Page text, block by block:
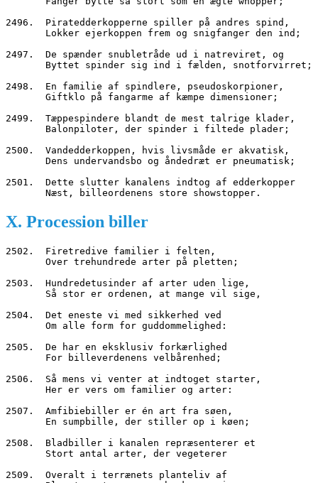
2496.  Piratedderkopperne spiller på andres spind,
       Lokker ejerkoppen frem og snigfanger den ind;
2497.  De spænder snubletråde ud i natreviret, og
       Byttet spinder sig ind i fælden, snotforvirret;
2498.  En familie af spindlere, pseudoskorpioner,
       Giftklo på fangarme af kæmpe dimensioner;
2499.  Tæppespindere blandt de mest talrige klader,
       Balonpiloter, der spinder i filtede plader;
2500.  Vandedderkoppen, hvis livsmåde er akvatisk,
       Dens undervandsbo og åndedræt er pneumatisk;
2501.  Dette slutter kanalens indtog af edderkopper
       Næst, billeordenens store showstopper.
X. Procession biller
2502.  Firetredive familier i felten,
       Over trehundrede arter på pletten;
2503.  Hundredetusinder af arter uden lige,
       Så stor er ordenen, at mange vil sige,
2504.  Det eneste vi med sikkerhed ved
       Om alle form for guddommelighed:
2505.  De har en eksklusiv forkærlighed
       For billeverdenens velbårenhed;
2506.  Så mens vi venter at indtoget starter,
       Her er vers om familier og arter:
2507.  Amfibiebiller er én art fra søen,
       En sumpbille, der stiller op i køen;
2508.  Bladbiller i kanalen repræsenterer et
       Stort antal arter, der vegeterer
2509.  Overalt i terrænets planteliv af